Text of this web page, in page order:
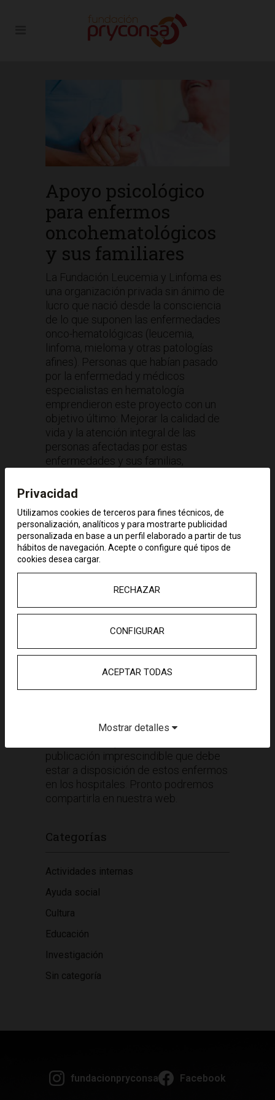
Apoyo psicológico
para enfermos
oncohematológicos
y sus familiares
La Fundación Leucemia y Linfoma es
una organización privada sin ánimo de
lucro que nació desde la consciencia
de lo que suponen las enfermedades
onco-hematológicas (leucemia,
linfoma, mieloma y otras patologías
afines). Personas que habían pasado
por la enfermedad y médicos
especialistas en hematología
emprendieron este proyecto con un
objetivo último: Mejorar la calidad de
vida y la atención integral de las
personas afectadas por estas
enfermedades y sus familias,
formado al personal que les atiende y
buscando la mejora de los
tratamientos.
La colaboración de la Fundación
Pryconsa comenzó a producirse poco
después de que ésta se constituyera.
honorarios de un psico-oncólogo por
su atención a enfermos y sus
supone pasar por la enfermedad,
imprescindible para afrontarla.
Manual deRecomendaciones al
publicación imprescindible que debe
estar a disposición de estos enfermos
en los hospitales. Pronto podremos
compartirla en nuestra web.
Categorías
Actividades internas
Ayuda social
Cultura
Educación
Investigación
Sin categoría
fundacionpryconsa Facebook
Privacidad
Utilizamos cookies de terceros para fines técnicos, de
personalización, analíticos y para mostrarte publicidad
personalizada en base a un perfil elaborado a partir de tus
hábitos de navegación. Acepte o configure qué tipos de
cookies desea cargar.
RECHAZAR
CONFIGURAR
ACEPTAR TODAS
Mostrar detalles